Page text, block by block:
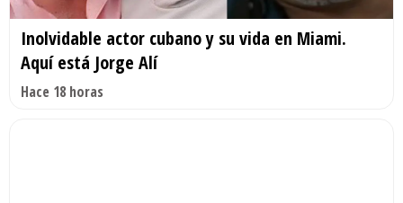
Inolvidable actor cubano y su vida en Miami.
Aquí está Jorge Alí
Hace 18 horas